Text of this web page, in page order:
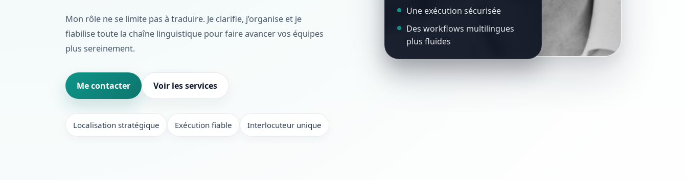
Mon rôle ne se limite pas à traduire. Je clarifie, j’organise et je
fiabilise toute la chaîne linguistique pour faire avancer vos équipes
plus sereinement.
Me contacter Voir les services
Localisation stratégique Exécution fiable Interlocuteur unique
Une exécution sécurisée
Des workflows multilingues
plus fluides